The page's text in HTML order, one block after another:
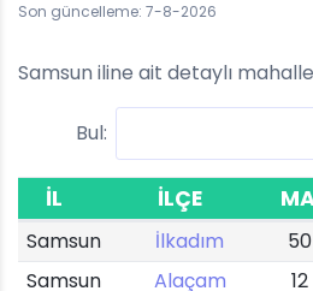
Son güncelleme: 7-8-2026
Samsun iline ait detaylı
Bul:
İL İLÇE
Samsun İlkadım
Samsun
Alaçam